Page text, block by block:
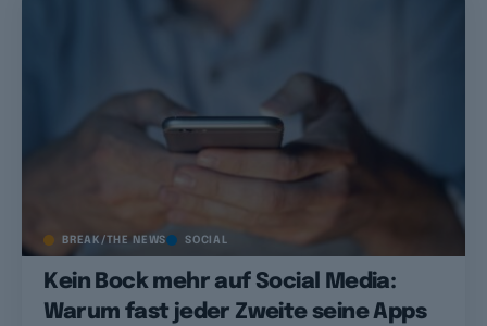
BREAK/THE NEWS SOCIAL
Kein Bock mehr auf Social Media:
Warum fast jeder Zweite seine Apps